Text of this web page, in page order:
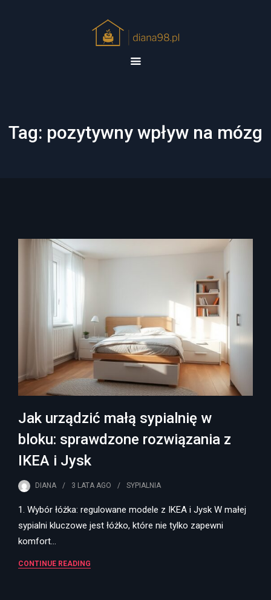
Tag: pozytywny wpływ na mózg
Jak urządzić małą sypialnię w
bloku: sprawdzone rozwiązania z
IKEA i Jysk
DIANA 3 LATA AGO SYPIALNIA
1. Wybór łóżka: regulowane modele z IKEA i Jysk W małej
sypialni kluczowe jest łóżko, które nie tylko zapewni
komfort…
CONTINUE READING